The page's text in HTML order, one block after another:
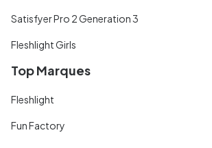
Satisfyer Pro 2 Generation 3
Fleshlight Girls
Top Marques
Fleshlight
Fun Factory